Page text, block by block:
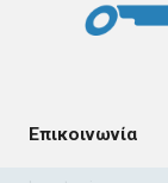
Επικοινωνία